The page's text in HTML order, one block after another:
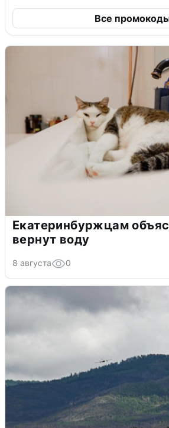
Все
Екатеринбуржцам
вернут воду
8 августа 0